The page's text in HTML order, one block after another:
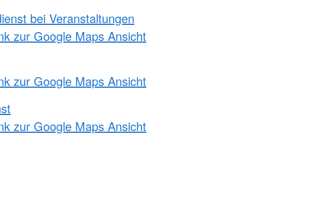
bei Veranstaltungen
zur Google Maps Ansicht
zur Google Maps Ansicht
zur Google Maps Ansicht